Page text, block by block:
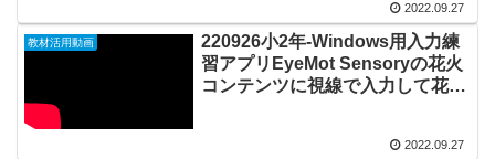
2022.09.27
教材活用動画
220926小2年-Windows用入力練
習アプリEyeMot Sensoryの花火
コンテンツに視線で入力して花火
2022.09.27